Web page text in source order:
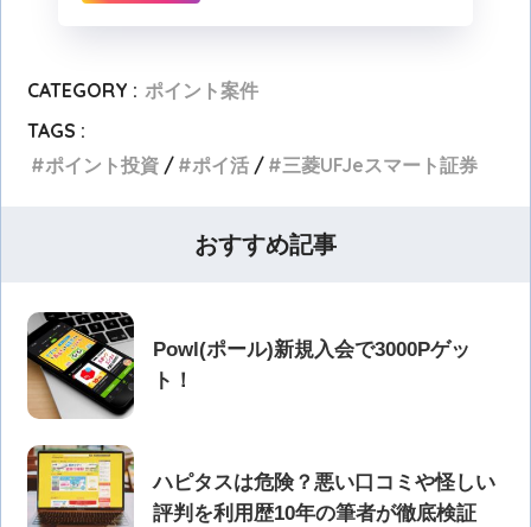
CATEGORY : ポイント案件
TAGS :
ポイント投資
ポイ活 三菱UFJeスマート証券
おすすめ記事
Powl(ポール)新規入会で3000Pゲッ
ト！
ハピタスは危険？悪い口コミや怪しい
評判を利用歴10年の筆者が徹底検証